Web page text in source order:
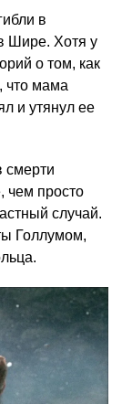
в
Шире. Хотя у
о том, как
что мама
и утянул ее
смерти
чем просто
случай.
Голлумом,